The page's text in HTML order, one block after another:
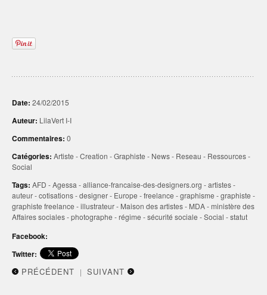
Date: 24/02/2015
Auteur: LilaVert I-I
Commentaires: 0
Catégories: Artiste -Creation -Graphiste - News- Reseau - Ressources-
Social
Tags: AFD -Agessa -alliance-francaise-des-designers.org -artistes-
auteur-cotisations-designer- Europe -freelance -graphisme -graphiste -
graphiste freelance -illustrateur- Maison des artistes- MDA-ministère des
Affaires sociales-photographe -régime -sécurité sociale -Social -statut
Facebook:
Twitter:
PRÉCÉDENT | SUIVANT